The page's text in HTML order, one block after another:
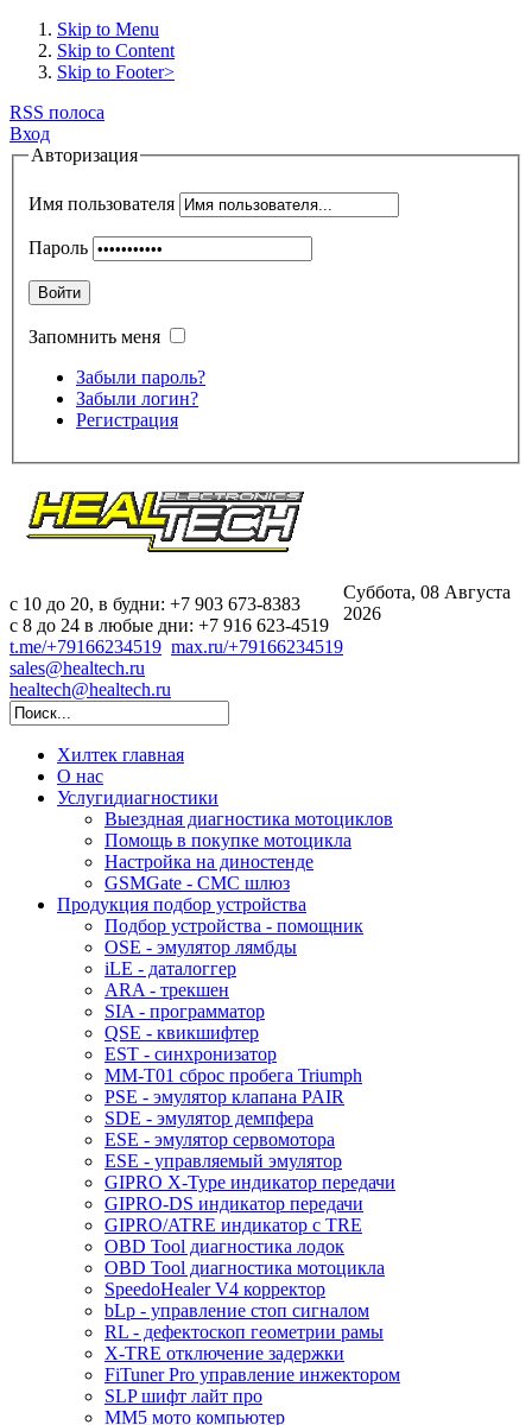
Skip to Menu
Skip to Content
Skip to Footer>
RSS полоса
Вход
Авторизация
Имя пользователя
Пароль
Войти
Запомнить меня
Забыли пароль?
Забыли логин?
Регистрация
c 10 до 20, в будни: +7 903 673-8383
с 8 до 24 в любые дни: +7 916 623-4519
t.me/+79166234519 max.ru/+79166234519
sales@healtech.ru
healtech@healtech.ru
Суббота, 08 Августа
2026
Хилтек главная
О нас
Услугидиагностики
Выездная диагностика мотоциклов
Помощь в покупке мотоцикла
Настройка на диностенде
GSMGate - СМС шлюз
Продукция подбор устройства
Подбор устройства - помощник
OSE - эмулятор лямбды
iLE - даталоггер
ARA - трекшен
SIA - программатор
QSE - квикшифтер
EST - синхронизатор
MM-T01 сброс пробега Triumph
PSE - эмулятор клапана PAIR
SDE - эмулятор демпфера
ESE - эмулятор сервомотора
ESE - управляемый эмулятор
GIPRO X-Type индикатор передачи
GIPRO-DS индикатор передачи
GIPRO/ATRE индикатор с TRE
OBD Tool диагностика лодок
OBD Tool диагностика мотоцикла
SpeedoHealer V4 корректор
bLp - управление стоп сигналом
RL - дефектоскоп геометрии рамы
X-TRE отключение задержки
FiTuner Pro управление инжектором
SLP шифт лайт про
MM5 мото компьютер